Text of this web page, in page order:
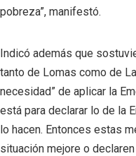
pobreza”, manifestó.
Indicó además que
tanto de Lomas como de
necesidad” de aplicar la
está para declarar lo de la
lo hacen. Entonces estas
situación mejore o